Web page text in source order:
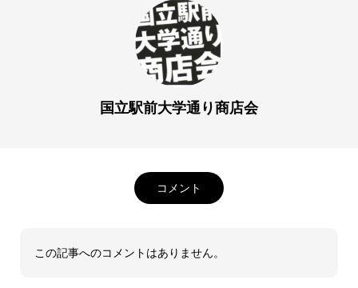
国立駅前大学通り商店会
コメント
この記事へのコメントはありません。